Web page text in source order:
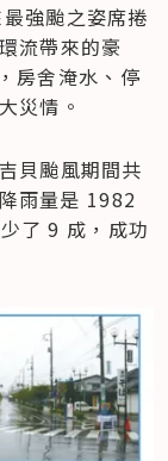
強颱之姿席捲
流帶來的豪
房舍淹水、停
災情。
貝颱風期間共
雨量是 1982
了 9 成，成功